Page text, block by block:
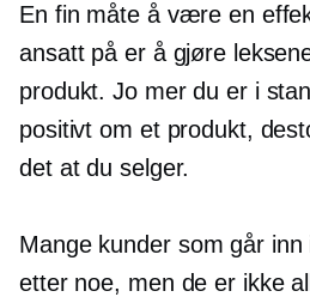
En fin måte å være en
ansatt på er å gjøre
produkt. Jo mer du er i
positivt om et produkt,
det at du selger.
Mange kunder som går
etter noe, men de er ikke